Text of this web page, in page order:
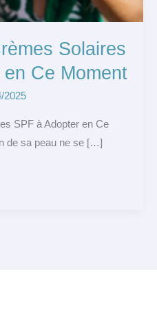
Solaires
Ce Moment
2025
SPF à Adopter en Ce
de sa peau ne se […]